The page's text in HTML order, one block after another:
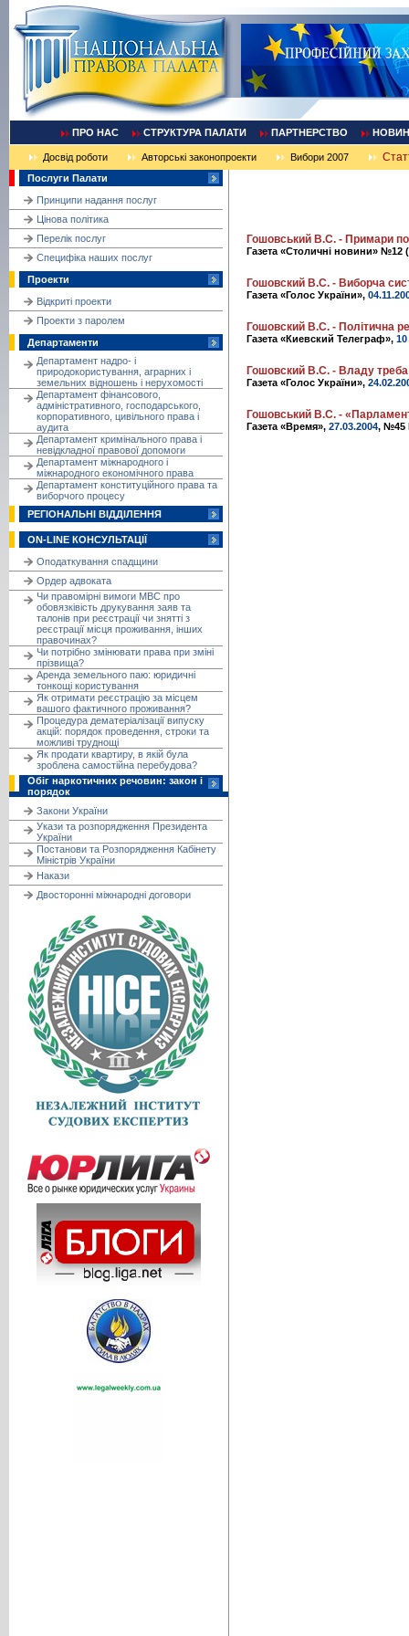
ПРО НАС СТРУКТУРА ПАЛАТИ ПАРТНЕРСТВО
Досвід роботи Авторські законопроекти Вибори 2007
Послуги Палати
Принципи надання послуг
Цінова політика
Перелік послуг
Cпецифіка наших послуг
Проекти
Відкриті проекти
Проекти з паролем
Департаменти
Департамент надро- і
природокористування, аграрних і
земельних відношень і нерухомості
Департамент фінансового,
адміністративного, господарського,
корпоративного, цивільного права і
аудита
Департамент кримінального права і
невідкладної правової допомоги
Департамент міжнародного і
міжнародного економічного права
Департамент конституційного права та
виборчого процесу
РЕГІОНАЛЬНІ ВІДДІЛЕННЯ
ON-LINE КОНСУЛЬТАЦІЇ
Оподаткування спадщини
Ордер адвоката
Чи правомірні вимоги МВС про
обовязківість друкування заяв та
талонів при реєстрації чи знятті з
реєстрації місця проживання, інших
правочинах?
Чи потрібно змінювати права при зміні
прізвища?
Аренда земельного паю: юридичні
тонкощі користування
Як отримати реєстрацію за місцем
вашого фактичного проживання?
Процедура дематеріалізації випуску
акцій: порядок проведення, строки та
можливі труднощі
Як продати квартиру, в якій була
зроблена самостійна перебудова?
Обіг наркотичних речовин: закон і
порядок
Закони України
Укази та розпорядження Президента
України
Постанови та Розпорядження Кабінету
Міністрів України
Накази
Двосторонні міжнародні договори
Гошовський В.С. - Примари
Газета «Столичні новини» №12
Гошовский В.С. - Виборча
Газета «Голос України»,
Гошовский В.С. - Полiтична
Газета «Киевский Телеграф»,
Гошовский В.С. - Владу
Газета «Голос України»,
Гошовський В.С. -
Газета «Время», 27.03.2004, №45